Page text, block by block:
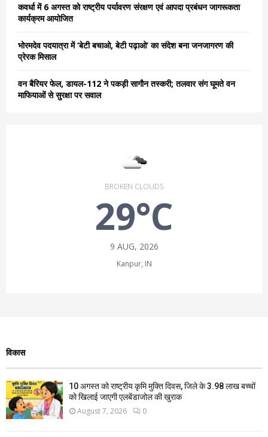
कवर्धा में 6 अगस्त को राष्ट्रीय पर्यावरण संरक्षण एवं आपदा प्रबंधन जागरूकता
कार्यक्रम आयोजित
भोरमदेव पदयात्रा में ‘बेटी बचाओ, बेटी पढ़ाओ’ का संदेश बना जनजागरण की
प्रेरक मिसाल
वन बैरियर फेल, डायल-112 ने पकड़ी सागौन तस्करी; तलवार संग घूमते वन
माफियाओं से सुरक्षा पर सवाल
BROKEN CLOUDS
29°C
9 AUG, 2026
Kanpur, IN
विकास
10 अगस्त को राष्ट्रीय कृमि मुक्ति दिवस, जिले के 3.98 लाख बच्चों
को खिलाई जाएगी एलबेंडाजोल की खुराक
August 7, 2026 0